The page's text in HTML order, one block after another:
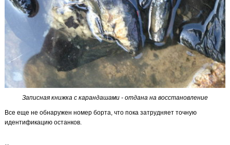
Записная книжка с карандашами - отдана на восстановление
Все еще не обнаружен номер борта, что пока затрудняет точную
идентификацию останков.